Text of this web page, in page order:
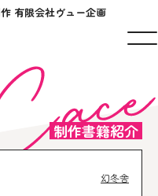
有限会社ヴュー企画
制作書籍紹介
幻冬舎